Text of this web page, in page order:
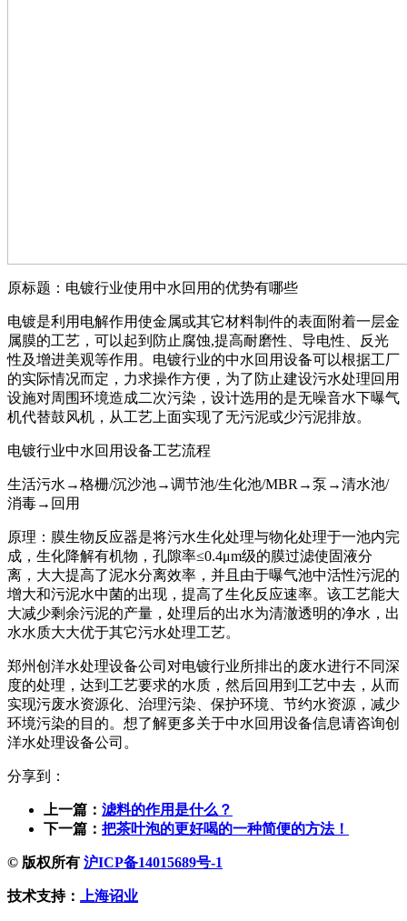
原标题：电镀行业使用中水回用的优势有哪些
电镀是利用电解作用使金属或其它材料制件的表面附着一层金
属膜的工艺，可以起到防止腐蚀,提高耐磨性、导电性、反光
性及增进美观等作用。电镀行业的中水回用设备可以根据工厂
的实际情况而定，力求操作方便，为了防止建设污水处理回用
设施对周围环境造成二次污染，设计选用的是无噪音水下曝气
机代替鼓风机，从工艺上面实现了无污泥或少污泥排放。
电镀行业中水回用设备工艺流程
生活污水→格栅/沉沙池→调节池/生化池/MBR→泵→清水池/
消毒→回用
原理：膜生物反应器是将污水生化处理与物化处理于一池内完
成，生化降解有机物，孔隙率≤0.4μm级的膜过滤使固液分
离，大大提高了泥水分离效率，并且由于曝气池中活性污泥的
增大和污泥水中菌的出现，提高了生化反应速率。该工艺能大
大减少剩余污泥的产量，处理后的出水为清澈透明的净水，出
水水质大大优于其它污水处理工艺。
郑州创洋水处理设备公司对电镀行业所排出的废水进行不同深
度的处理，达到工艺要求的水质，然后回用到工艺中去，从而
实现污废水资源化、治理污染、保护环境、节约水资源，减少
环境污染的目的。想了解更多关于中水回用设备信息请咨询创
洋水处理设备公司。
分享到：
上一篇： 滤料的作用是什么？
下一篇： 把茶叶泡的更好喝的一种简便的方法！
© 版权所有 沪ICP备14015689号-1
技术支持： 上海诏业